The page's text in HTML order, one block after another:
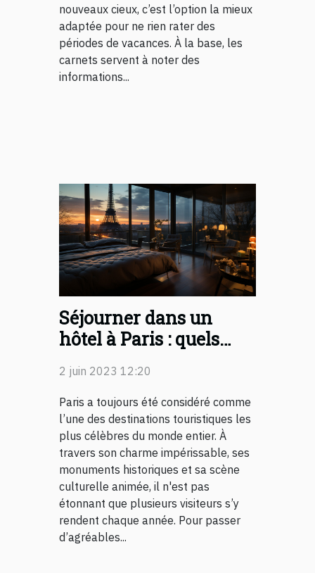
nouveaux cieux, c’est l’option la mieux
adaptée pour ne rien rater des
périodes de vacances. À la base, les
carnets servent à noter des
informations...
Séjourner dans un
hôtel à Paris : quels
sont les avantages que
cela présente ?
2 juin 2023 12:20
Paris a toujours été considéré comme
l’une des destinations touristiques les
plus célèbres du monde entier. À
travers son charme impérissable, ses
monuments historiques et sa scène
culturelle animée, il n'est pas
étonnant que plusieurs visiteurs s’y
rendent chaque année. Pour passer
d’agréables...